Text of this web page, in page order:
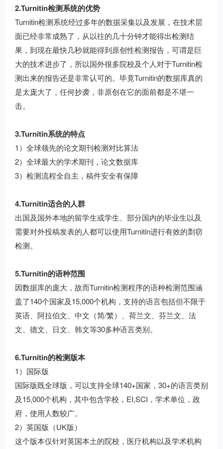
2.Turnitin检测系统的优势
Turnitin检测系统经过多年的数据采集以及发展，在技术层
面已经非常成熟了，从以往的几十分钟才能得出检测结
果，到现在最快几秒就能得到原创性检测报告，可谓是巨
大的技术进步了，所以国外很多院校及个人对于Turnitin检
测出来的报告还是非常认可的。毕竟Turnitin的数据库真的
是太庞大了，任何抄袭，非原创在它的面前都是不堪一
击。
3.Turnitin系统的特点
1）全球领先的论文期刊检测对比算法
2）全球最大的学术期刊，论文数据库
3）检测流程全自主，稿件安全有保障
4.Turnitin适合的人群
出国及国外本地的留学生或学生、部分国内的毕业生以及
需要对外投稿发表的人都可以使用Turnitin进行有效的剽窃
检测。
5.Turnitin的语种范围
因数据库的庞大，故而Turnitin检测程序的语种检测范围涵
盖了140个国家及15,000个机构，支持的语言包括但不限于
英语、阿拉伯文、中文（简/繁）、荷兰文、芬兰文、法
文、德文、日文、韩文等30多种语言类别。
6.Turnitin的检测版本
1）国际版
国际版既全球版，可以支持全球140+国家，30+的语言类别
及15,000个机构，其中包含学校，EI,SCI，学术单位，政
府，使用人数较广。
2）英国版（UK版）
这个版本仅针对英国本土的院校，医疗机构以及学术机构